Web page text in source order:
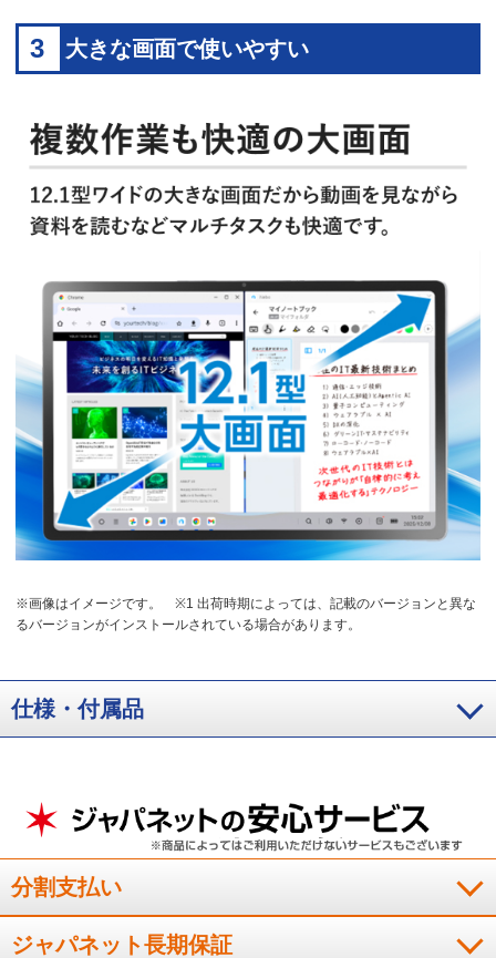
3 大きな画面で使いやすい
※画像はイメージです。
※1 出荷時期によっては、記載のバージョンと異な
るバージョンがインストールされている場合があります。
仕様・付属品
分割支払い
ジャパネット長期保証